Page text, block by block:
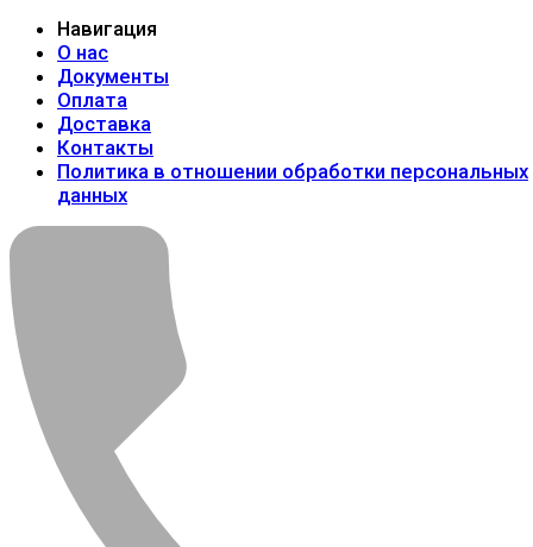
Навигация
О нас
Документы
Оплата
Доставка
Контакты
Политика в отношении обработки персональных
данных